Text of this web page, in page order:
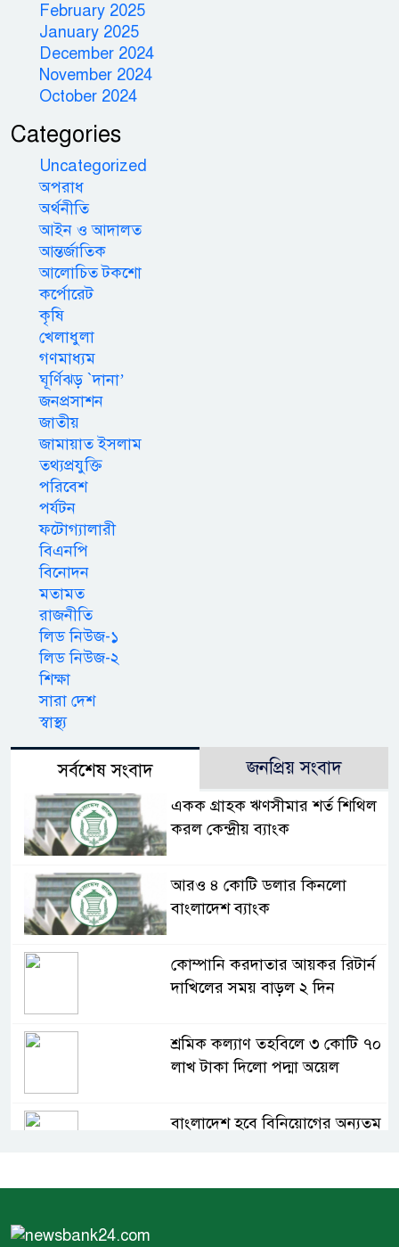
February 2025
January 2025
December 2024
November 2024
October 2024
Categories
Uncategorized
অপরাধ
অর্থনীতি
আইন ও আদালত
আন্তর্জাতিক
আলোচিত টকশো
কর্পোরেট
কৃষি
খেলাধুলা
গণমাধ্যম
ঘূর্ণিঝড় `দানা’
জনপ্রসাশন
জাতীয়
জামায়াত ইসলাম
তথ্যপ্রযুক্তি
পরিবেশ
পর্যটন
ফটোগ্যালারী
বিএনপি
বিনোদন
মতামত
রাজনীতি
লিড নিউজ-১
লিড নিউজ-২
শিক্ষা
সারা দেশ
স্বাস্থ্য
সর্বশেষ সংবাদ জনপ্রিয় সংবাদ
একক গ্রাহক ঋণসীমার শর্ত শিথিল
করল কেন্দ্রীয় ব্যাংক
আরও ৪ কোটি ডলার কিনলো
বাংলাদেশ ব্যাংক
কোম্পানি করদাতার আয়কর রিটার্ন
দাখিলের সময় বাড়ল ২ দিন
শ্রমিক কল্যাণ তহবিলে ৩ কোটি ৭০
লাখ টাকা দিলো পদ্মা অয়েল
বাংলাদেশ হবে বিনিয়োগের অন্যতম